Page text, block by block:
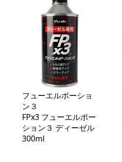
フューエルポーショ
ン３
FPx3 フューエルポー
ション３ ディーゼル
300ml